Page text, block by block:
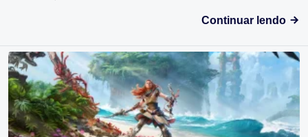
Continuar lendo